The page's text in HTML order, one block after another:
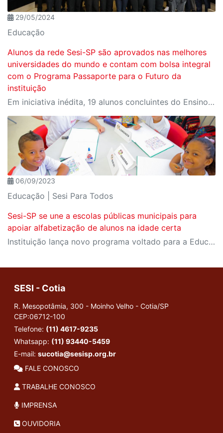
29/05/2024
Educação
Alunos da rede Sesi-SP são aprovados nas melhores
universidades do mundo e contam com bolsa integral
com o Programa Passaporte para o Futuro da
instituição
Em iniciativa inédita, 19 alunos concluintes do Ensino Médio da rede Sesi-SP vão realizar o sonho de fazer graduação nas áreas da engenharia, inovação, tecnologia e ciências aplicadas, em universidades renomadas como Harvard.
06/09/2023
Educação | Sesi Para Todos
Sesi-SP se une a escolas públicas municipais para
apoiar alfabetização de alunos na idade certa
Instituição lança novo programa voltado para a Educação Infantil e primeiros anos escolares no qual oferece, gratuitamente, formação e recursos pedagógicos para docentes e gestores de municípios paulistas
SESI - Cotia
R. Mesopotâmia, 300 - Moinho Velho - Cotia/SP
CEP:06712-100
Telefone: (11) 4617-9235
Whatsapp: (11) 93440-5459
E-mail: sucotia@sesisp.org.br
FALE CONOSCO
TRABALHE CONOSCO
IMPRENSA
OUVIDORIA